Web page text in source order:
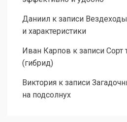
Даниил к записи Вездеходы
и характеристики
Иван Карпов к записи Сорт
(гибрид)
Виктория к записи
на подсолнух